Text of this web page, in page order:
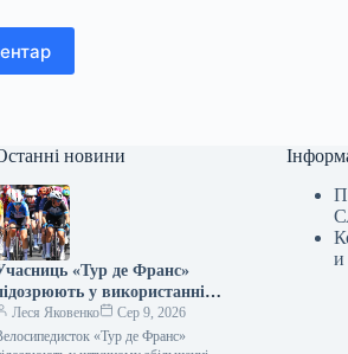
новини
«Тур де Франс»
у використанні
для аеродинаміки
Леся Яковенко
Сер 9, 2026
«Тур де Франс»
и